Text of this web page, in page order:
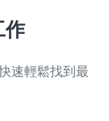
作
速輕鬆找到最